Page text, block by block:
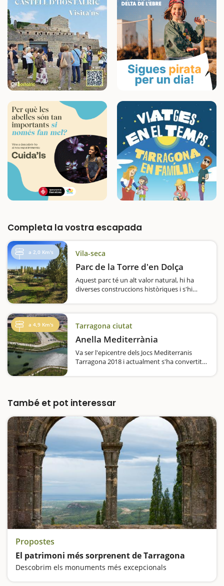
Completa la vostra escapada
a 2,0 Km's Vila-seca
Parc de la Torre d'en Dolça
Aquest parc té un alt valor natural, hi ha
diverses construccions històriques i s'hi
tot per passar-hi una estona…
a 4,9 Km's Tarragona ciutat
Anella Mediterrània
Va ser l'epicentre dels Jocs Mediterranis
Tarragona 2018 i actualment s'ha convertit
També et pot interessar
Propostes
El patrimoni més sorprenent de Tarragona
Descobrim els monuments més excepcionals